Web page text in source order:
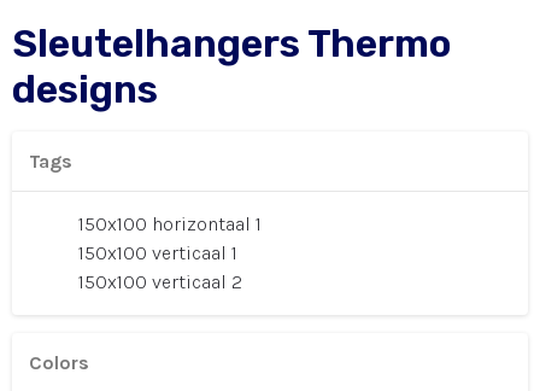
Sleutelhangers Thermo
designs
Tags
150x100 horizontaal 1
150x100 verticaal 1
150x100 verticaal 2
Colors